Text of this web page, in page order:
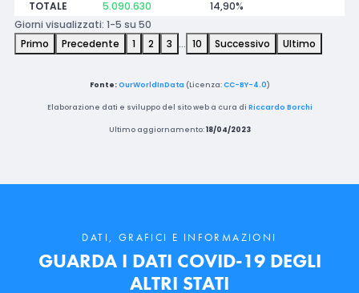
TOTALE 5.090.630
14,90%
Giorni visualizzati: 1-5 su 50
Primo
Precedente 1 2 3 … 10 Successivo Ultimo
Fonte: OurWorldInData (Licenza:CC-BY-4.0)
Elaborazione dati e sviluppo del sito web a cura di Riccardo Borchi
Ultimo aggiornamento:18/04/2023
DATI, GRAFICI E INFORMAZIONI
GUARDA I DATI COVID-19 DEGLI
ALTRI STATI